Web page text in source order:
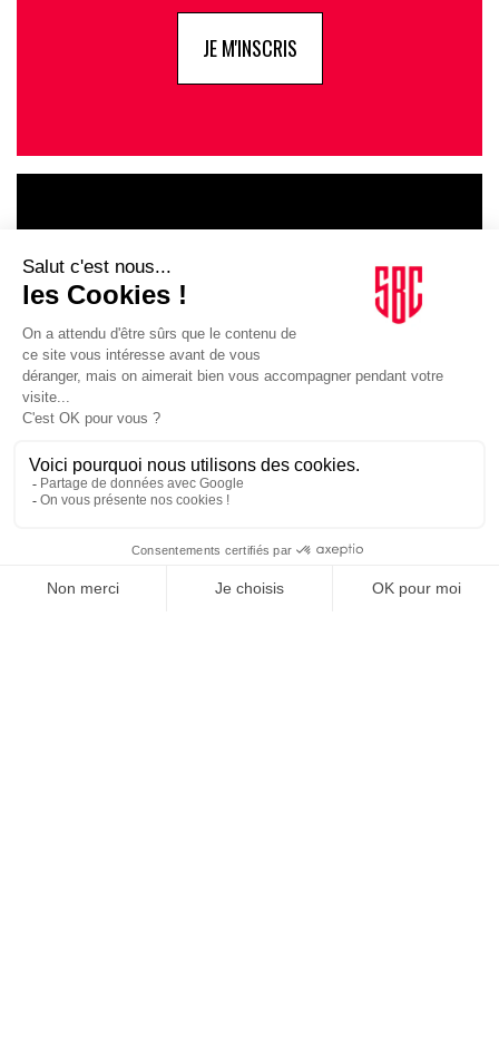
JE M'INSCRIS
INFLUENCIA
JE DÉCOUVRE LE GROUPE
SUIVEZ-NOUS